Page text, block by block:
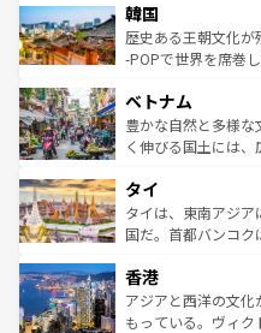
ワイを、存分に味わってほしい。 な
はコンテンツ一覧を
いる。アクティビテ
ビング、ハイキング
い。オーストラリ
参照してほしい。
ン）、静ひつな山岳
と山間の静けさが
驚きをもたらしてく
容にもいいと評判の
が味わえ
照してほしい。
韓国
歴史ある王朝文化
-POPで世界を席巻
き、地方に足を延ば
できる。そして、
まで、さまざまな
リティに包まれなが
覧を参照してほしい
ベトナム
豊かな自然と多様
く伸びる国土には
急速な発展と共に伝
ーチミン市のフラン
醸し出している。
とつ。フォーやバイ
ひ現地で味わいた
が旅行者を迎えて
タイ
タイは、東南アジア
国だ。首都バンコ
の活気が交差してい
帯で自然と触れ合
いビーチでリゾー
香港
アジアと西洋の文
もっている。ヴィ